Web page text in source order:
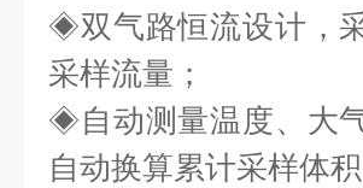
◈双气路恒流设计，
采样流量；
◈自动测量温度、大
自动换算累计采样体积